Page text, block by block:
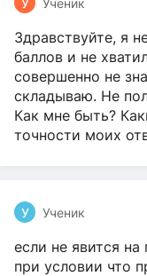
Здравствуйте, я
баллов и не
совершенно не
складываю. Не
Как мне быть?
точности моих
У Ученик
если не явится
при условии что